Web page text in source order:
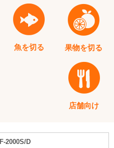
魚を切る 果物を切る
店舗向け
F-2000S/D